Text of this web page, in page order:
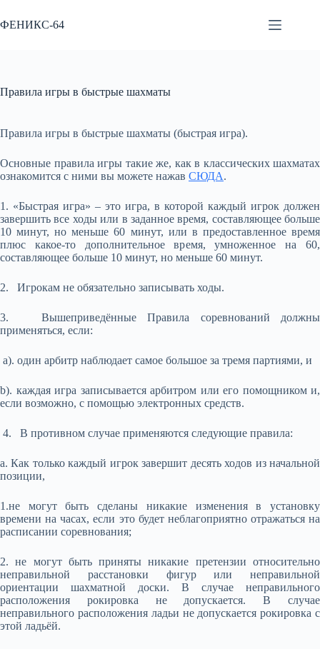
к
сути
ФЕНИКС-64
Правила игры в быстрые шахматы
Правила игры в быстрые шахматы (быстрая игра).
Основные правила игры такие же, как в классических шахматах
ознакомится с ними вы можете нажав СЮДА.
1. «Быстрая игра» – это игра, в которой каждый игрок должен
завершить все ходы или в заданное время, составляющее больше
10 минут, но меньше 60 минут, или в предоставленное время
плюс какое-то дополнительное время, умноженное на 60,
составляющее больше 10 минут, но меньше 60 минут.
2. Игрокам не обязательно записывать ходы.
3. Вышеприведённые Правила соревнований должны
применяться, если:
а). один арбитр наблюдает самое большое за тремя партиями, и
b). каждая игра записывается арбитром или его помощником и,
если возможно, с помощью электронных средств.
4. В противном случае применяются следующие правила:
a. Как только каждый игрок завершит десять ходов из начальной
позиции,
1.не могут быть сделаны никакие изменения в установку
времени на часах, если это будет неблагоприятно отражаться на
расписании соревнования;
2. не могут быть приняты никакие претензии относительно
неправильной расстановки фигур или неправильной
ориентации шахматной доски. В случае неправильного
расположения рокировка не допускается. В случае
неправильного расположения ладьи не допускается рокировка с
этой ладьёй.